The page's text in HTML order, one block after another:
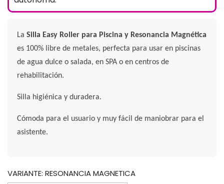
LaSilla Easy Roller para Piscina y Resonancia Magnética
es 100% libre de metales, perfecta para usar en piscinas
de agua dulce o salada, en SPA o en centros de
rehabilitación.
Silla higiénica y duradera.
Cómoda para el usuario y muy fácil de maniobrar para el
asistente.
VARIANTE: RESONANCIA MAGNETICA